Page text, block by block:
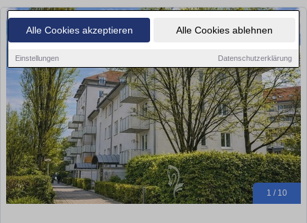
Alle Cookies akzeptieren Alle Cookies ablehnen
Einstellungen Datenschutzerklärung
1 / 10